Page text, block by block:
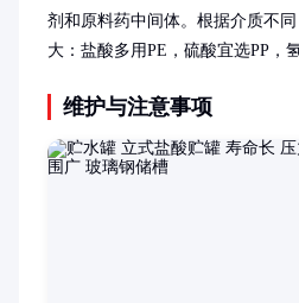
剂和原料药中间体。根据介质不
大：盐酸多用PE，硫酸宜选PP，
维护与注意事项